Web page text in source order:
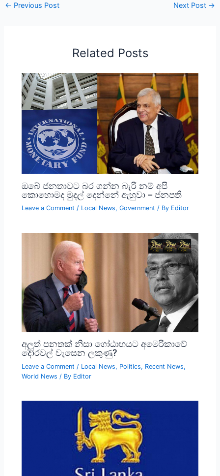
← Previous Post Next Post →
Related Posts
ඔබේ ජනතාවට බර ගන්න බැරි නම් අපි
කොහොමද මුදල් දෙන්නේ ඇහුවා – ජනපති
Leave a Comment / Local News,Government / By Editor
අලුත් පනතක් නිසා ගෝඨාභයට අමෙරිකාවේ
දොරවල් වැසෙන ලකුණු?
Leave a Comment / Local News, Politics, Recent News,
World News / By Editor